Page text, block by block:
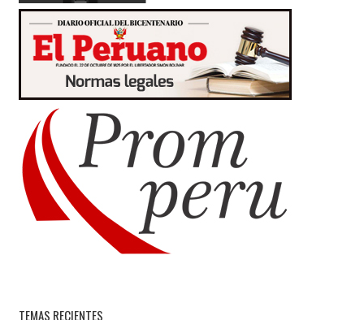
TEMAS RECIENTES